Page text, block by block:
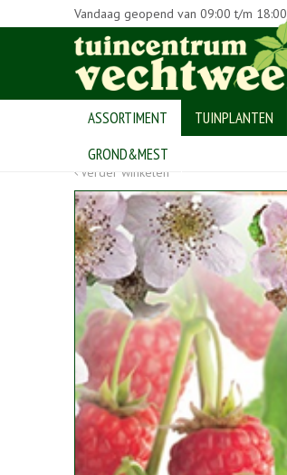
Home > Producten
Vandaag geopend van 09:00 t/m 18:00
ASSORTIMENT TUINPLANTEN
GROND&MEST
Verder winkelen